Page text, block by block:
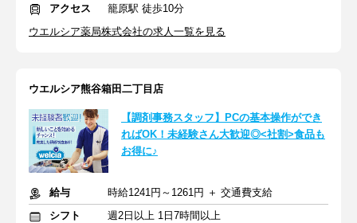
アクセス
籠原駅 徒歩10分
ウエルシア薬局株式会社の求人一覧を見る
ウエルシア熊谷箱田二丁目店
【調剤事務スタッフ】PCの基本操作ができ
ればOK！未経験さん大歓迎◎<社割>食品も
お得に♪
給与
時給1241円～1261円 ＋ 交通費支給
シフト
週2日以上 1日7時間以上